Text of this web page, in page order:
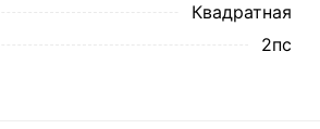
Квадратная
2пс